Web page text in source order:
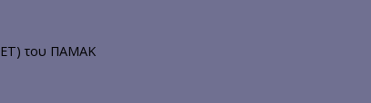
του ΠΑΜΑΚ